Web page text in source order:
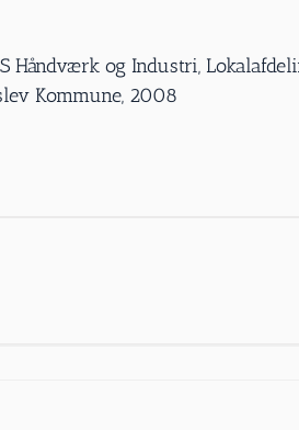
Håndværk og Industri,
Kommune, 2008